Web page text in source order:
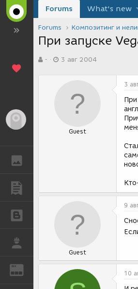
REN
Forums What's new
Forums Композитинг и
При запуске
в-
а
3 авг 2004
Guest
3
При
Guest
9
10